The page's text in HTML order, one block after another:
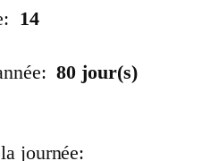
14
80 jour(s)
journée: